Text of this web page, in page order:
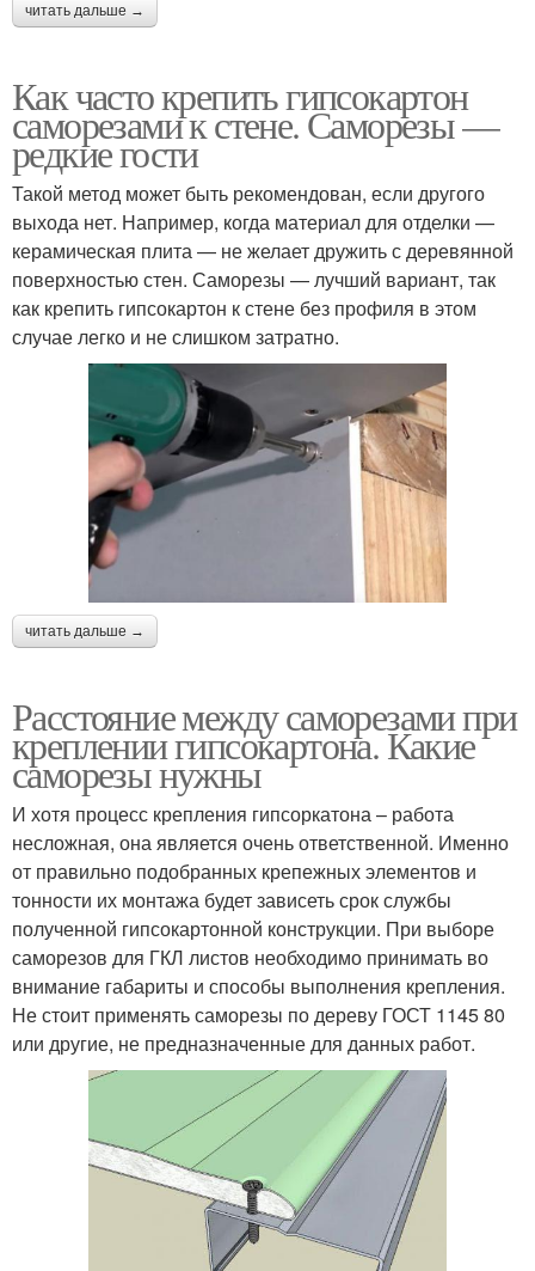
читать дальше →
Как часто крепить гипсокартон
саморезами к стене. Саморезы —
редкие гости
Такой метод может быть рекомендован, если другого
выхода нет. Например, когда материал для отделки —
керамическая плита — не желает дружить с деревянной
поверхностью стен. Саморезы — лучший вариант, так
как крепить гипсокартон к стене без профиля в этом
случае легко и не слишком затратно.
читать дальше →
Расстояние между саморезами при
креплении гипсокартона. Какие
саморезы нужны
И хотя процесс крепления гипсоркатона – работа
несложная, она является очень ответственной. Именно
от правильно подобранных крепежных элементов и
тонности их монтажа будет зависеть срок службы
полученной гипсокартонной конструкции. При выборе
саморезов для ГКЛ листов необходимо принимать во
внимание габариты и способы выполнения крепления.
Не стоит применять саморезы по дереву ГОСТ 1145 80
или другие, не предназначенные для данных работ.